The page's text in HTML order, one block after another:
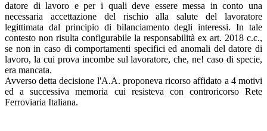
datore di lavoro e per i quali deve essere messa in conto una
necessaria accettazione del rischio alla salute del lavoratore
legittimata dal principio di bilanciamento degli interessi. In tale
contesto non risulta configurabile la responsabilità ex art. 2018 c.c.,
se non in caso di comportamenti specifici ed anomali del datore di
lavoro, la cui prova incombe sul lavoratore, che, ne! caso di specie,
era mancata.
Avverso detta decisione l'A.A. proponeva ricorso affidato a 4 motivi
ed a successiva memoria cui resisteva con controricorso Rete
Ferroviaria Italiana.